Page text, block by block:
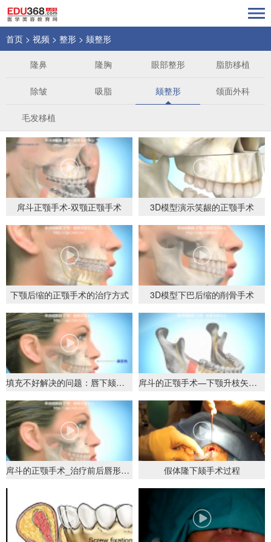
首页 > 视频 > 整形 > 颏整形
隆鼻 隆胸 眼部整形 脂肪移植
除皱 吸脂 颏整形 颌面外科
毛发移植
戽斗正颚手术-双颚正颚手术 3D模型演示笑龈的正颚手术
下颚后缩的正颚手术的治疗方式 3D模型下巴后缩的削骨手术
填充不好解决的问题：唇下颏沟上颚龅牙 戽斗的正颚手术—下颚升枝矢状截骨术
戽斗的正颚手术_治疗前后唇形变化 假体隆下颏手术过程